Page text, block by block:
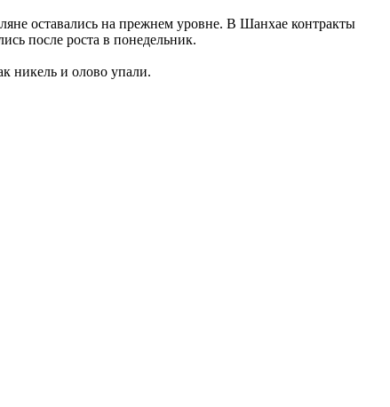
оставались на прежнем уровне. В Шанхае контракты
после роста в понедельник.
никель и олово упали.